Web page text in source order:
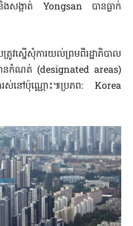
ង្កាត់ Yongsan បានធ្លាក់
រូវស្នើសុំការយល់ព្រមពីរដ្ឋាភិបាល
ានកំណត់ (designated areas)
នៅប៉ុណ្ណោះ៕ប្រភព: Korea